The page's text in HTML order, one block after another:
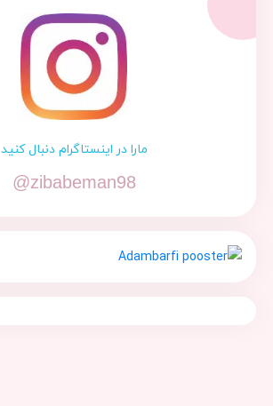
مارا در اینستاگرام دنبال کنید
@zibabeman98